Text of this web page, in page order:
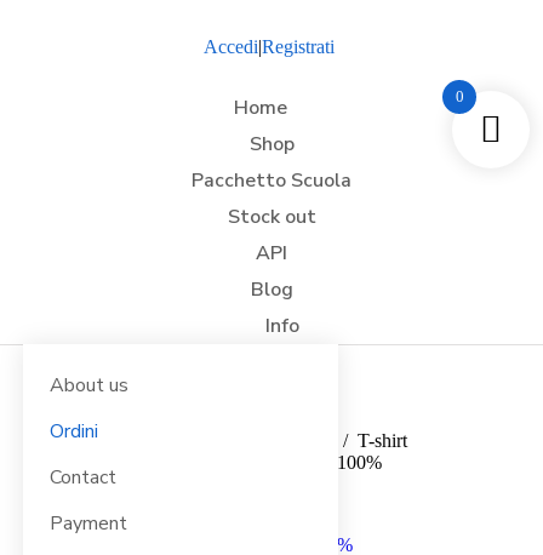
Accedi|Registrati
Home
Shop
Pacchetto Scuola
Stock out
API
Blog
Info
About us
Ordini
Contact
Payment
Tu sei qui:
T-shirt
T-Shirt Essential in Cotone 100%
0